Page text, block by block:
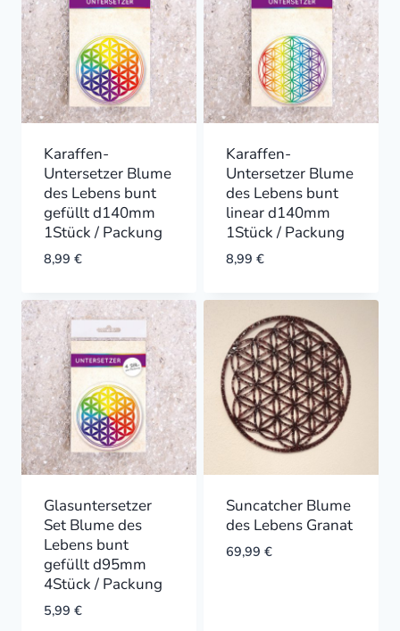
Karaffen-
Untersetzer Blume
des Lebens bunt
gefüllt d140mm
1Stück / Packung
8,99 €
Karaffen-
Untersetzer Blume
des Lebens bunt
linear d140mm
1Stück / Packung
8,99 €
Glasuntersetzer
Set Blume des
Lebens bunt
gefüllt d95mm
4Stück / Packung
5,99 €
Suncatcher Blume
des Lebens Granat
69,99 €